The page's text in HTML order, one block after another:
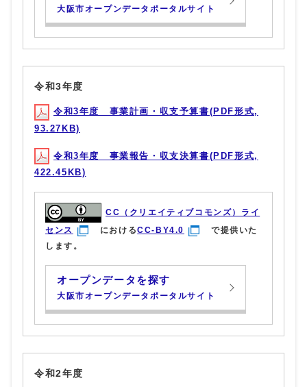
大阪市オープンデータポータルサイト
令和3年度
令和3年度 事業計画・収支予算書(PDF形式,
93.27KB)
令和3年度 事業報告・収支決算書(PDF形式,
422.45KB)
CC（クリエイティブコモンズ）ライ
センス
におけるCC-BY4.0
で提供いた
します。
オープンデータを探す
大阪市オープンデータポータルサイト
令和2年度